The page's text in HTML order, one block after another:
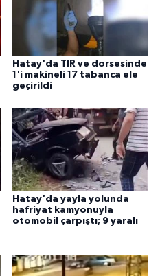
Hatay'da TIR ve dorsesinde
1'i makineli 17 tabanca ele
geçirildi
Hatay'da yayla yolunda
hafriyat kamyonuyla
otomobil çarpıştı; 9 yaralı